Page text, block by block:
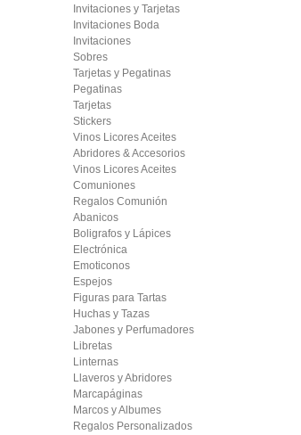
Invitaciones y Tarjetas
Invitaciones Boda
Invitaciones
Sobres
Tarjetas y Pegatinas
Pegatinas
Tarjetas
Stickers
Vinos Licores Aceites
Abridores & Accesorios
Vinos Licores Aceites
Comuniones
Regalos Comunión
Abanicos
Boligrafos y Lápices
Electrónica
Emoticonos
Espejos
Figuras para Tartas
Huchas y Tazas
Jabones y Perfumadores
Libretas
Linternas
Llaveros y Abridores
Marcapáginas
Marcos y Albumes
Regalos Personalizados